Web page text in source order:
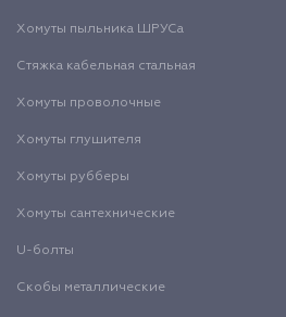
Хомуты пыльника ШРУСа
Стяжка кабельная стальная
Хомуты проволочные
Хомуты глушителя
Хомуты рубберы
Хомуты сантехнические
U-болты
Скобы металлические